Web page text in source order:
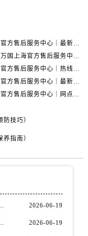
上海万国官方售后服务中心｜最新地址与客服热线权威信息公示（2026年6月最新）
亲身探访万国上海官方售后服务中心｜最新电话及地址（2026年6月最新）
上海万国官方售后服务中心｜热线电话与网点地址权威信息公示（2026年6月最新）
上海万国官方售后服务中心｜最新电话及地址权威信息公示（2026年6月最新）
上海万国官方售后服务中心｜网点地址与服务热线权威信息公示（2026年6月最新）
技巧）
指南）
联系电话权威信息公示（2026年6月最新） 2026-06-19
服热线权威信息公示（2026年6月最新） 2026-06-19